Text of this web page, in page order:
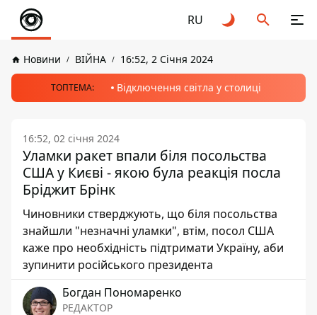
RU
Новини ВІЙНА 16:52, 2 Січня 2024
ТОПТЕМА: Відключення світла у столиці
16:52, 02 січня 2024
Уламки ракет впали біля посольства
США у Києві - якою була реакція посла
Бріджит Брінк
Чиновники стверджують, що біля посольства
знайшли "незначні уламки", втім, посол США
каже про необхідність підтримати Україну, аби
зупинити російського президента
Богдан Пономаренко
РЕДАКТОР